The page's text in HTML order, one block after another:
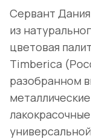
Сервант
из
цветовая
Timberica
разобранном